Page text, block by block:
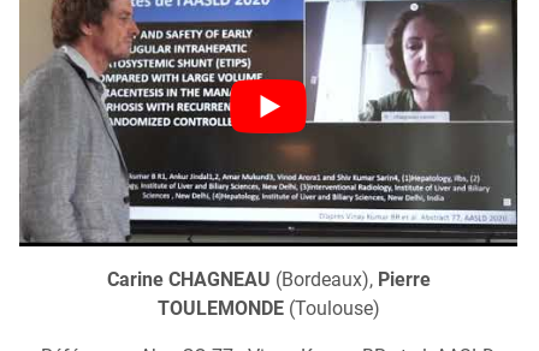
Carine CHAGNEAU (Bordeaux), Pierre
TOULEMONDE(Toulouse)